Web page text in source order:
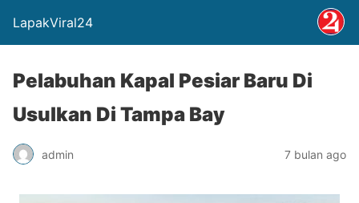
LapakViral24
Pelabuhan Kapal Pesiar Baru Di
Usulkan Di Tampa Bay
admin 7 bulan ago